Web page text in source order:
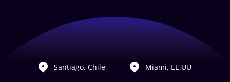
Santiago, Chile Miami, EE.UU